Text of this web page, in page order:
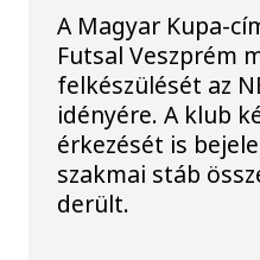
A Magyar Kupa-
Futsal Veszprém
felkészülését az
idényére. A klub
érkezését is
szakmai stáb
derült.